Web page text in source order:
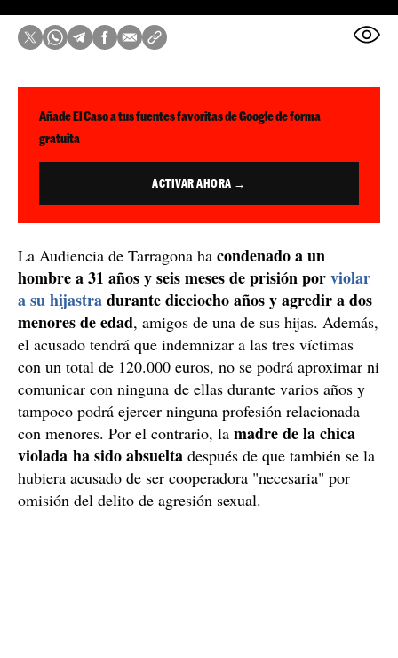
Añade El Caso a tus fuentes favoritas de Google de forma
gratuita
ACTIVAR AHORA →
La Audiencia de Tarragona ha condenado a un
hombre a 31 años y seis meses de prisión porviolar
a su hijastradurante dieciocho años y agredir a dos
menores de edad, amigos de una de sus hijas. Además,
el acusado tendrá que indemnizar a las tres víctimas
con un total de 120.000 euros, no se podrá aproximar ni
comunicar con ninguna de ellas durante varios años y
tampoco podrá ejercer ninguna profesión relacionada
con menores. Por el contrario, la madre de la chica
violada ha sido absuelta después de que también se la
hubiera acusado de ser cooperadora "necesaria" por
omisión del delito de agresión sexual.